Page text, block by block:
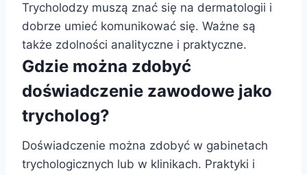
Trycholodzy muszą znać się na dermatologii i
dobrze umieć komunikować się. Ważne są
także zdolności analityczne i praktyczne.
Gdzie można zdobyć
doświadczenie zawodowe jako
trycholog?
Doświadczenie można zdobyć w gabinetach
trychologicznych lub w klinikach. Praktyki i